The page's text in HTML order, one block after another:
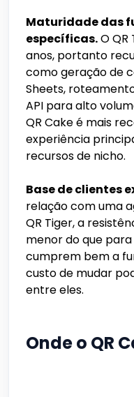
Maturidade das
específicas.O
anos, portanto
como geração de
Sheets,
API para alto
QR Cake é mais
experiência
recursos de nicho.
Base de clientes
relação com uma
QR Tiger, a
menor do que
cumprem bem a
custo de mudar
entre eles.
Onde o QR